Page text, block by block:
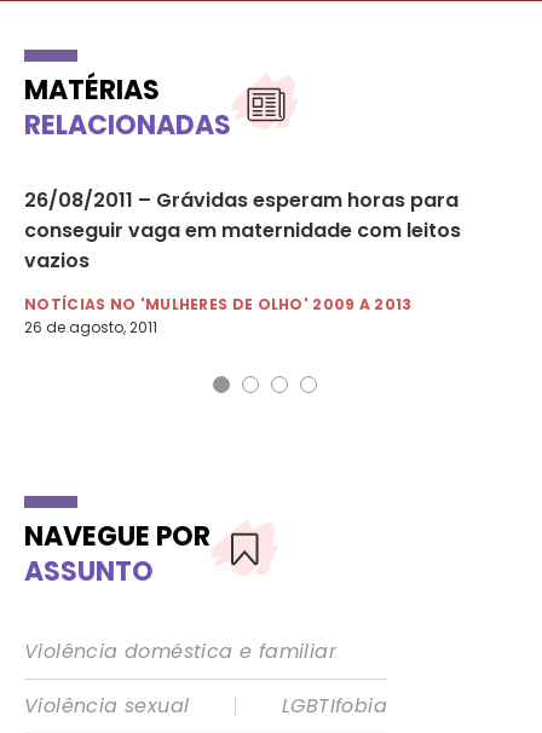
MATÉRIAS
RELACIONADAS
26/08/2011 – Grávidas esperam horas para
conseguir vaga em maternidade com leitos
vazios
NOTÍCIAS NO 'MULHERES DE OLHO' 2009 A 2013
26 de agosto, 2011
NAVEGUE POR
ASSUNTO
Violência doméstica e familiar
Violência sexual
|
LGBTIfobia